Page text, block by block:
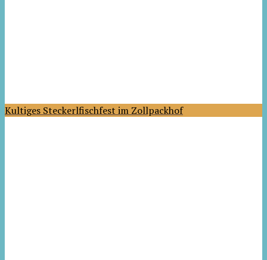
Kultiges Steckerlfischfest im Zollpackhof